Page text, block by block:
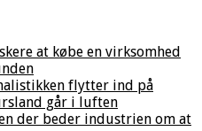
at købe en virksomhed
flytter ind på
går i luften
der beder industrien om at